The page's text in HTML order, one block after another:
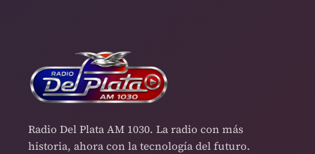
Radio Del Plata AM 1030. La radio con más
historia, ahora con la tecnología del futuro.